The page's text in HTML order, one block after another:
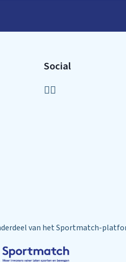
Social
van het Sportmatch-